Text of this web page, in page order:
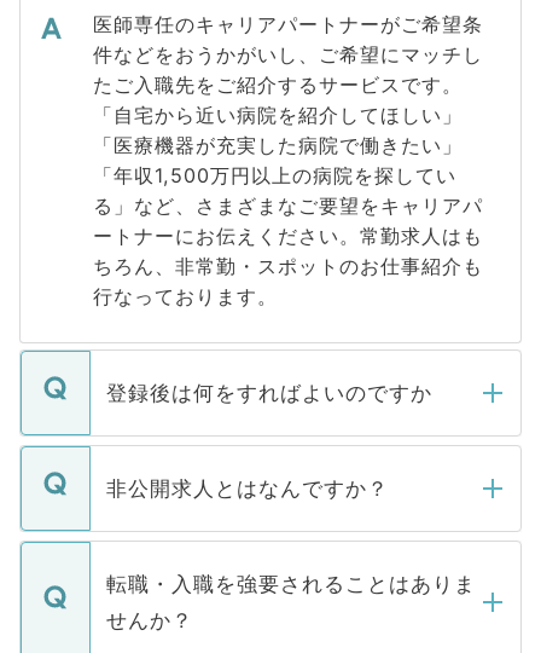
医師専任のキャリアパートナーがご希望条
件などをおうかがいし、ご希望にマッチし
たご入職先をご紹介するサービスです。
「自宅から近い病院を紹介してほしい」
「医療機器が充実した病院で働きたい」
「年収1,500万円以上の病院を探してい
る」など、さまざまなご要望をキャリアパ
ートナーにお伝えください。常勤求人はも
ちろん、非常勤・スポットのお仕事紹介も
行なっております。
登録後は何をすればよいのですか
ご登録いただきましたら、弊社担当者がご
登録内容を確認し、その後メールもしくは
ます。通常、5営業日以内にはご連絡をせて
いただきますので、しばらくお待ちくださ
非公開求人とはなんですか？
マイナビDOCTORで取り扱っている求人の
うち約3割は、Webサイトからご覧いただ
けない「非公開求人」です。非公開求人は
下記の理由によって、一般には公開してい
転職・入職を強要されることはありま
せんか？